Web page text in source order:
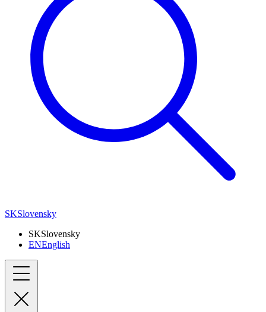
SKSlovensky
SKSlovensky
ENEnglish